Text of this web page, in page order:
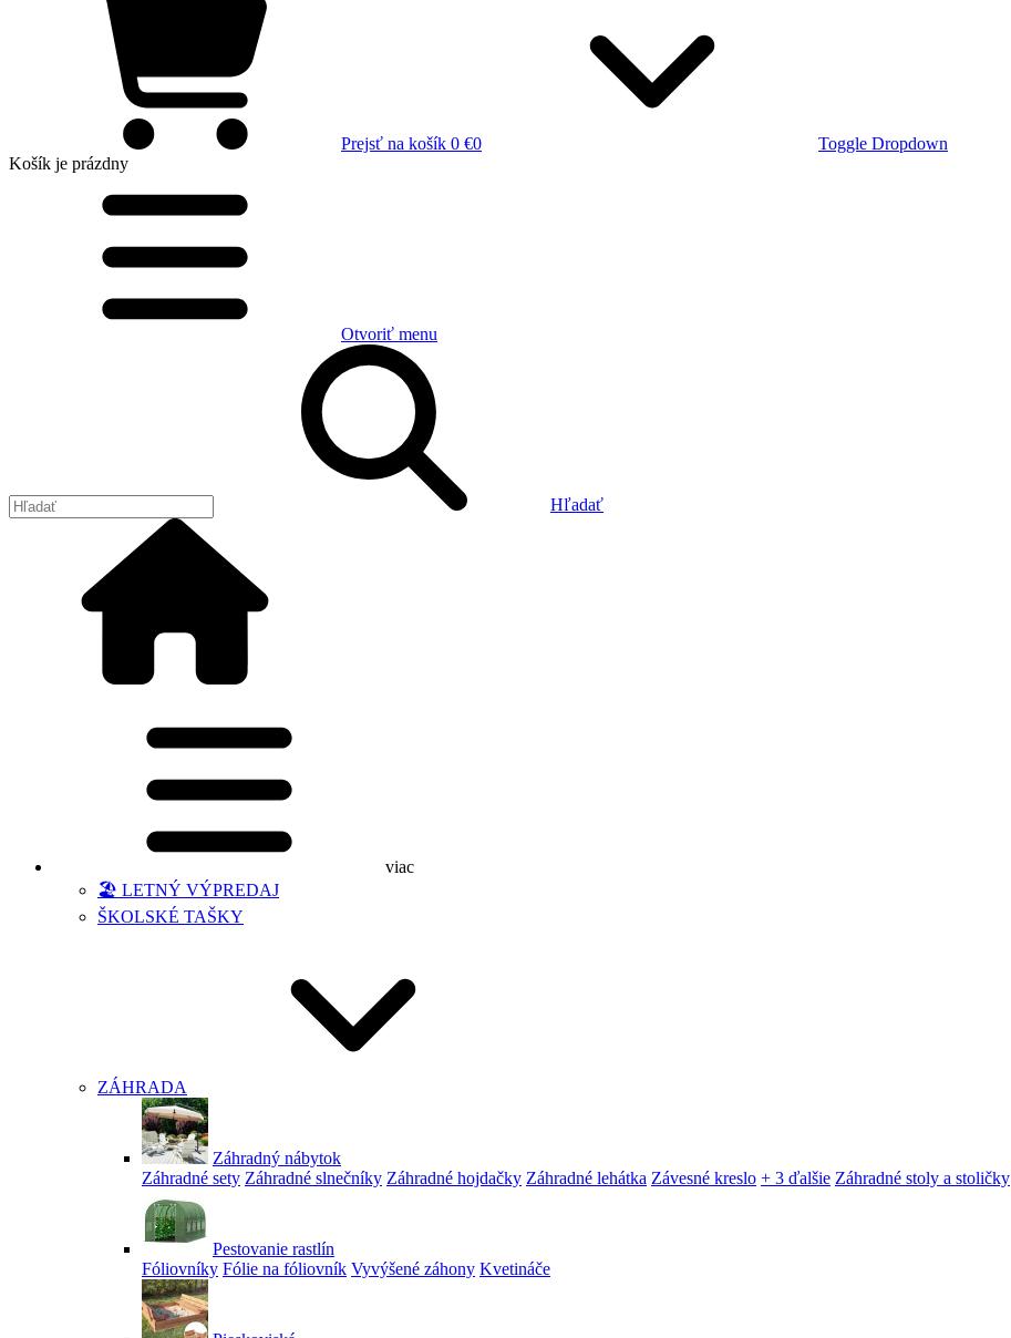
Prejsť na košík 0 €0
Toggle Dropdown
Košík je prázdny
Otvoriť menu
Hľadať
viac
🏖️ LETNÝ VÝPREDAJ
ŠKOLSKÉ TAŠKY
ZÁHRADA
Záhradný nábytok
Záhradné sety Záhradné slnečníky Záhradné hojdačky Záhradné lehátka Závesné kreslo + 3 ďalšie Záhradné stoly a stoličky
Pestovanie rastlín
Fóliovníky Fólie na fóliovník Vyvýšené záhony Kvetináče